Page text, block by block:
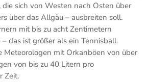
sich von Westen nach Osten über
über das Allgäu – ausbreiten soll.
mit bis zu acht Zentimetern
das ist größer als ein Tennisball.
Meteorologen mit Orkanböen von über
von bis zu 40 Litern pro
Zeit.